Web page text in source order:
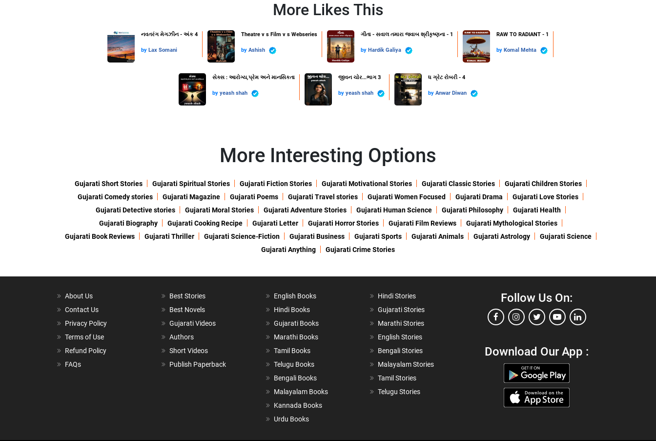
More Likes This
નવતરંગ મેગઝીન - અંક 4
by Lax Somani
Theatre v s Film v s Webseries
by Ashish
ગીતા - સવાલ તમારા જવાબ શ્રીકૃષ્ણના - 1
by Hardik Galiya
RAW TO RADIANT - 1
by Komal Mehta
સેક્સ : આરોગ્ય,પ્રેમ અને માનસિકતા
by yeash shah
જીવન ચોર...ભાગ 3
by yeash shah
ધ ગ્રેટ રોબરી - 4
by Anwar Diwan
More Interesting Options
Gujarati Short Stories Gujarati Spiritual Stories Gujarati Fiction Stories Gujarati Motivational Stories Gujarati Classic Stories
Gujarati Children Stories
Gujarati Comedy stories
Gujarati Magazine Gujarati Poems Gujarati Travel stories Gujarati Women Focused Gujarati Drama
Gujarati Love Stories
Gujarati Detective stories
Gujarati Moral Stories Gujarati Adventure Stories Gujarati Human Science Gujarati Philosophy
Gujarati Health
Gujarati Biography
Gujarati Cooking Recipe Gujarati Letter Gujarati Horror Stories Gujarati Film Reviews
Gujarati Mythological Stories
Gujarati Book Reviews
Gujarati Thriller Gujarati Science-Fiction Gujarati Business Gujarati Sports Gujarati Animals Gujarati Astrology
Gujarati Science
Gujarati Anything
Gujarati Crime Stories
About Us
Contact Us
Privacy Policy
Terms of Use
Refund Policy
FAQs
Best Stories
Best Novels
Gujarati Videos
Authors
Short Videos
Publish Paperback
English Books
Hindi Books
Gujarati Books
Marathi Books
Tamil Books
Telugu Books
Bengali Books
Malayalam Books
Kannada Books
Urdu Books
Hindi Stories
Gujarati Stories
Marathi Stories
English Stories
Bengali Stories
Malayalam Stories
Tamil Stories
Telugu Stories
Follow Us On:
Download Our App :